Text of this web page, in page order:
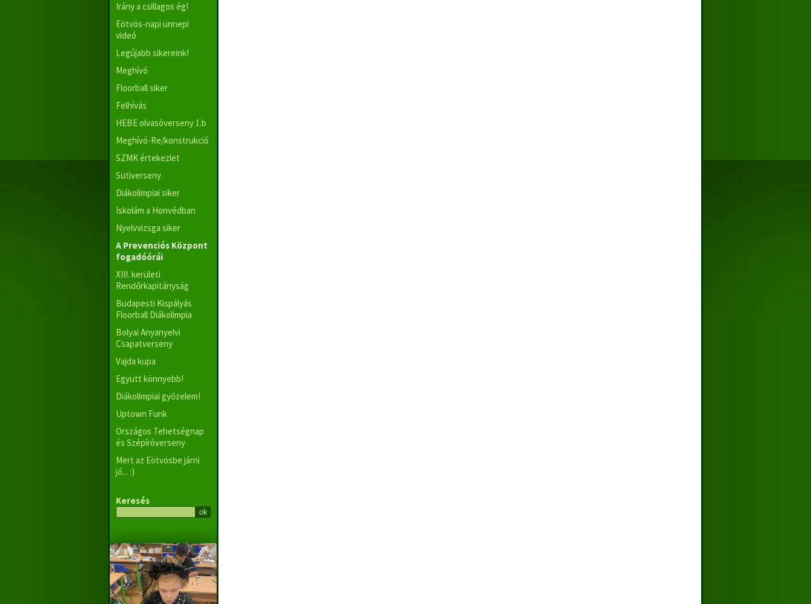
Irány a csillagos ég!
Eötvös-napi ünnepi
videó
Legújabb sikereink!
Meghívó
Floorball siker
Felhívás
HEBE olvasóverseny 1.b
Meghívó-Re/konstrukció
SZMK értekezlet
Sütiverseny
Diákolimpiai siker
Iskolám a Honvédban
Nyelvvizsga siker
A Prevenciós Központ
fogadóórái
XIII. kerületi
Rendőrkapitányság
Budapesti Kispályás
Floorball Diákolimpia
Bolyai Anyanyelvi
Csapatverseny
Vajda kupa
Együtt könnyebb!
Diákolimpiai győzelem!
Uptown Funk
Országos Tehetségnap
és Szépíróverseny
Mert az Eötvösbe járni
jó... :)
Keresés